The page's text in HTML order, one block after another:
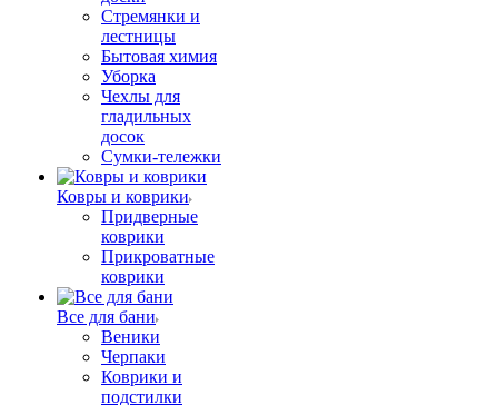
Стремянки и
лестницы
Бытовая химия
Уборка
Чехлы для
гладильных
досок
Сумки-тележки
Ковры и коврики
Придверные
коврики
Прикроватные
коврики
Все для бани
Веники
Черпаки
Коврики и
подстилки